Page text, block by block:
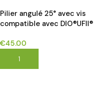
Pilier angulé 25° avec vis
compatible avec DIO®UFII®
€45.00
AJOUTER AU PANIER